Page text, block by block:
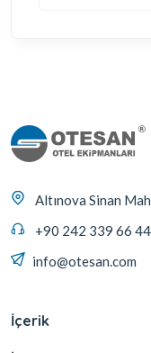
Altınova Sinan
+90 242 339 66 44
info@otesan.com
İçerik